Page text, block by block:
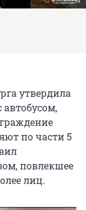
утвердила
по части 5
повлекшее
лиц.